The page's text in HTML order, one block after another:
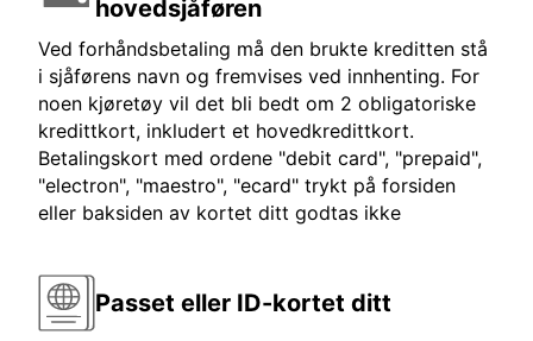
hovedsjåføren
Ved forhåndsbetaling må den brukte kreditten stå
i sjåførens navn og fremvises ved innhenting. For
noen kjøretøy vil det bli bedt om 2 obligatoriske
kredittkort, inkludert et hovedkredittkort.
Betalingskort med ordene "debit card", "prepaid",
"electron", "maestro", "ecard" trykt på forsiden
eller baksiden av kortet ditt godtas ikke
Passet eller ID-kortet ditt